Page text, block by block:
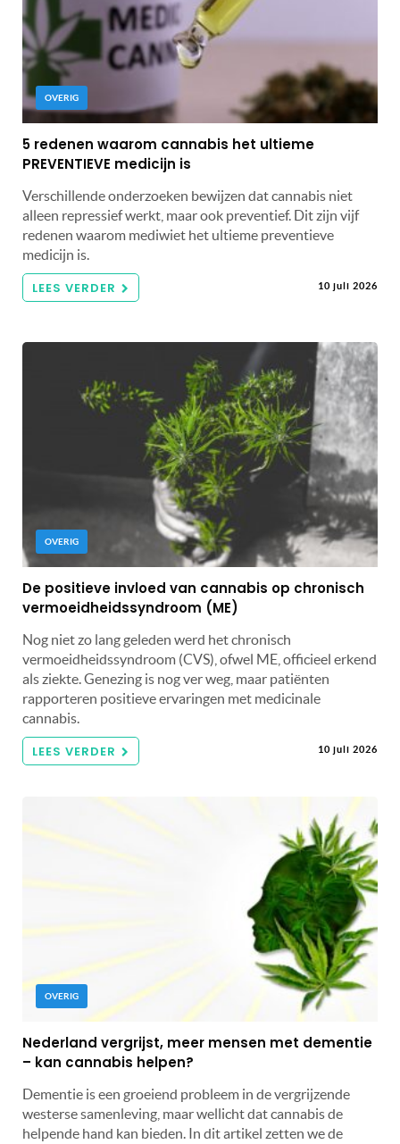
OVERIG
5 redenen waarom cannabis het ultieme
PREVENTIEVE medicijn is
Verschillende onderzoeken bewijzen dat cannabis niet
alleen repressief werkt, maar ook preventief. Dit zijn vijf
redenen waarom mediwiet het ultieme preventieve
medicijn is.
LEES VERDER 10 juli 2026
OVERIG
De positieve invloed van cannabis op chronisch
vermoeidheidssyndroom (ME)
Nog niet zo lang geleden werd het chronisch
vermoeidheidssyndroom (CVS), ofwel ME, officieel erkend
als ziekte. Genezing is nog ver weg, maar patiënten
rapporteren positieve ervaringen met medicinale
cannabis.
LEES VERDER 10 juli 2026
OVERIG
Nederland vergrijst, meer mensen met dementie
– kan cannabis helpen?
Dementie is een groeiend probleem in de vergrijzende
westerse samenleving, maar wellicht dat cannabis de
helpende hand kan bieden. In dit artikel zetten we de